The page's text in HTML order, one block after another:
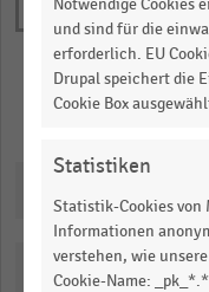
View
Merken
Notwendige Cookies
und sind für die
erforderlich. EU
Drupal speichert die
Cookie Box
Statistiken
Statistik-Cookies von
Informationen
verstehen, wie
Cookie-Name: